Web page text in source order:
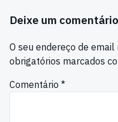
Deixe um comentário
O seu endereço de
obrigatórios marcados
Comentário *